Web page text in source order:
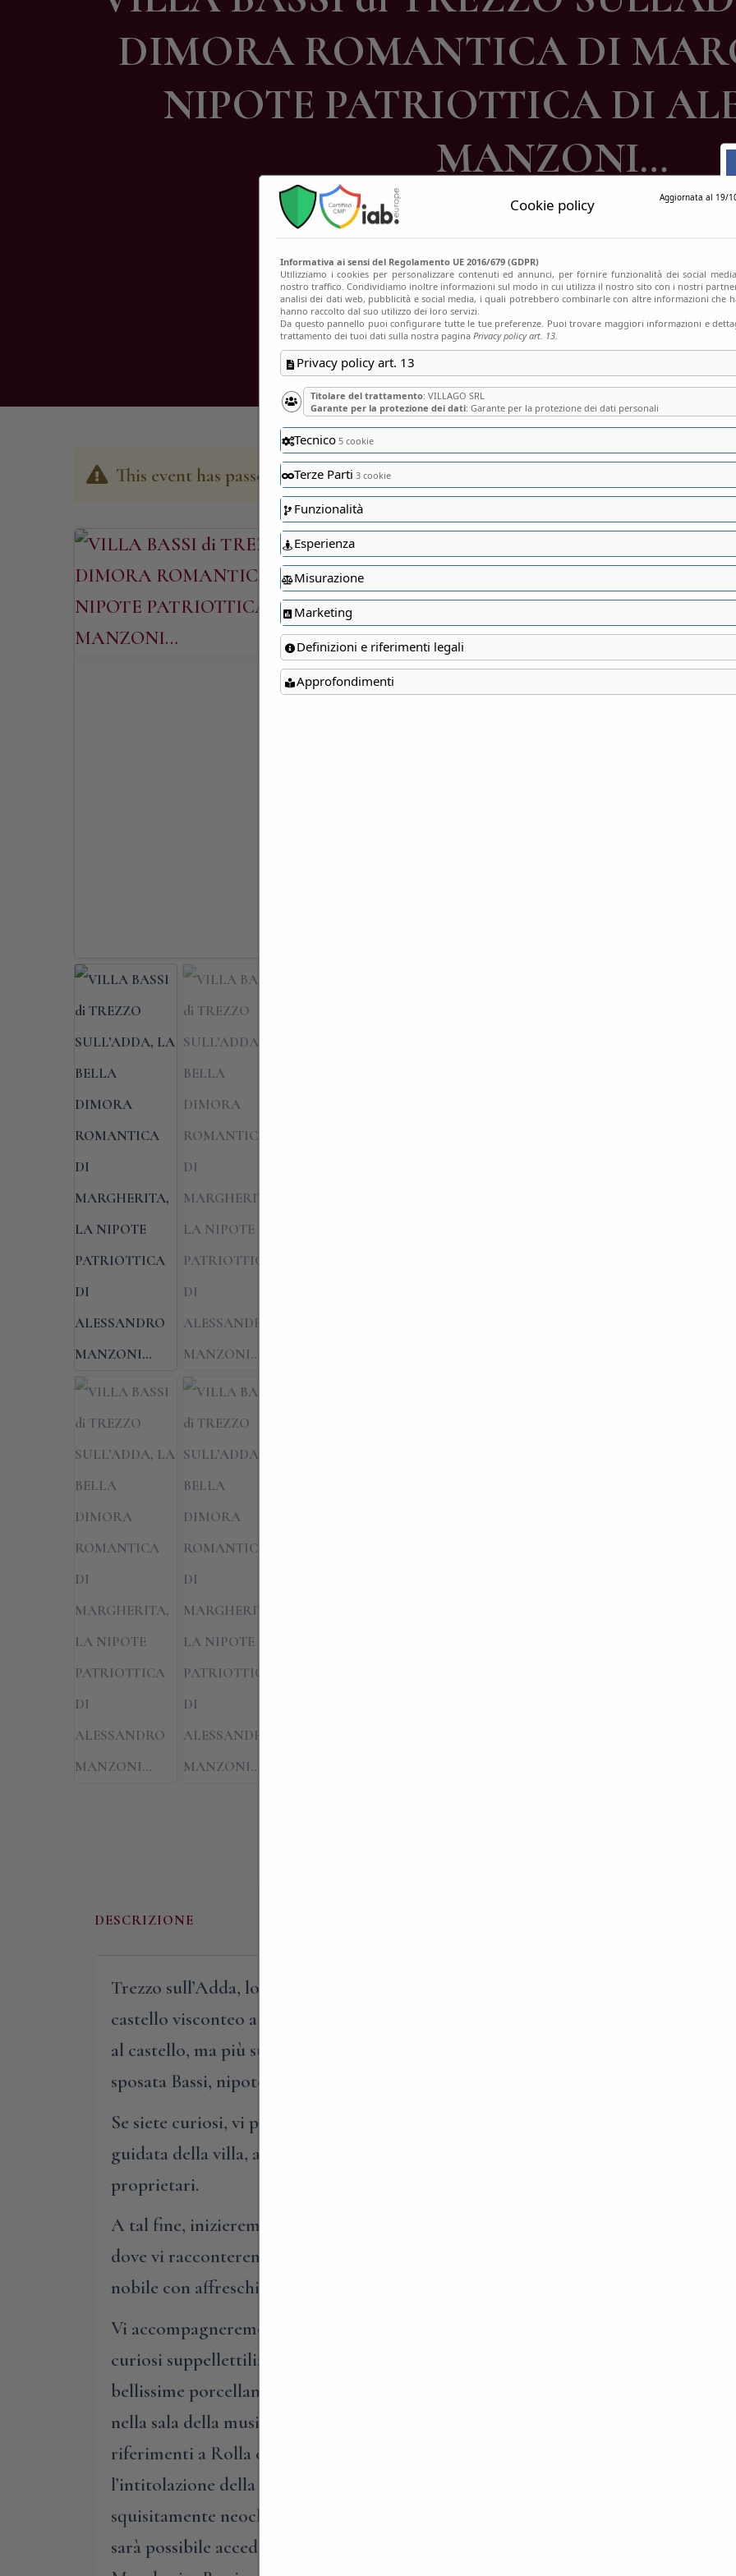
DIMORA ROMANTICA DI
NIPOTE PATRIOTTICA DI
MANZONI…
Contatti
This event has passed
VILLA BASSI di
DIMORA
NIPOTE
MANZONI…
Inserisci qui sotto il
DESCRIZIONE
Trezzo sull’Adda, lo storico confine tra il Ducato di Milano e la Serenissima, è
castello visconteo a strapiombo sul fiume, ma lo sapevate che nel centro storico
al castello, ma più suggestiva dell’antico maniero? Si chiama Casa Bassi ed è
sposata Bassi, nipote di Alessandro Manzoni.
Se siete curiosi, vi proponiamo, in via del tutto straordinaria perché normalmente
guidata della villa, alla scoperta dei suoi ambienti, completamente arredati, e
proprietari.
A tal fine, inizieremo il nostro percorso dal maestoso cortile interno, con il
dove vi racconteremo l’origine della dimora e potremo scoprire le tracce della
nobile con affreschi in epoca viscontea a piacevolissima dimora di delizia neoclassica.
Vi accompagneremo poi nelle sale del piano nobile e, in ogni locale, vi sveleremo
curiosi suppellettili: perché gli oggetti valgono più di mille parole! Visiteremo la
bellissime porcellane di famiglia, alcune decorate dalle donne di casa, tradizione
nella sala della musica, dove, oltre ai decori dell’Albertolli, presenti in tutte le sale
riferimenti a Rolla e Kreutzer, due virtuosi del violino che suonarono insieme in
l’intitolazione della sala stessa. Visiteremo anche il salone principale e altri
squisitamente neoclassico. Giunti a questo punto, dall’ultimo ambiente, proprio
sarà possibile accedere al giardino, un vero e proprio gioiello romantico
Cookie policy Aggiornata al 19/
Informativa ai sensi del Regolamento UE 2016/679 (GDPR)
Utilizziamo i cookies per personalizzare contenuti ed annunci, per fornire funzionalità dei social
nostro traffico. Condividiamo inoltre informazioni sul modo in cui utilizza il nostro sito con i nostri
analisi dei dati web, pubblicità e social media, i quali potrebbero combinarle con altre informazioni che
hanno raccolto dal suo utilizzo dei loro servizi.
Da questo pannello puoi configurare tutte le tue preferenze. Puoi trovare maggiori informazioni e
trattamento dei tuoi dati sulla nostra pagina Privacy policy art. 13.
Privacy policy art. 13
Titolare del trattamento: VILLAGO SRL
Garante per la protezione dei dati: Garante per la protezione dei dati personali
Tecnico 5 cookie
Terze Parti 3 cookie
Funzionalità
Esperienza
Misurazione
Marketing
Definizioni e riferimenti legali
Approfondimenti